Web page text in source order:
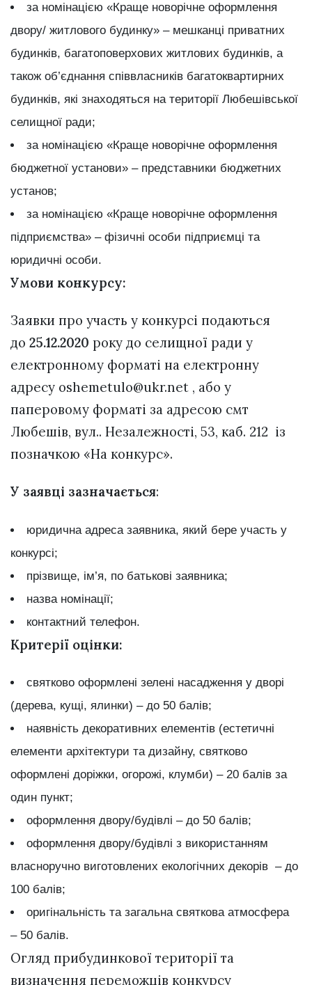
за номінацією «Краще новорічне оформлення
двору/ житлового будинку» – мешканці приватних
будинків, багатоповерхових житлових будинків, а
також об’єднання співвласників багатоквартирних
будинків, які знаходяться на території Любешівської
селищної ради;
за номінацією «Краще новорічне оформлення
бюджетної установи» – представники бюджетних
установ;
за номінацією «Краще новорічне оформлення
підприємства» – фізичні особи підприємці та
юридичні особи.
Умови конкурсу:
Заявки про участь у конкурсі подаються
до 25.12.2020 року до селищної ради у
електронному форматі на електронну
адресу oshemetulo@ukr.net , або у
паперовому форматі за адресою смт
Любешів, вул.. Незалежності, 53, каб. 212 із
позначкою «На конкурс».
У заявці зазначається:
юридична адреса заявника, який бере участь у
конкурсі;
прізвище, ім’я, по батькові заявника;
назва номінації;
контактний телефон.
Критерії оцінки:
святково оформлені зелені насадження у дворі
(дерева, кущі, ялинки) – до 50 балів;
наявність декоративних елементів (естетичні
елементи архітектури та дизайну, святково
оформлені доріжки, огорожі, клумби) – 20 балів за
один пункт;
оформлення двору/будівлі – до 50 балів;
оформлення двору/будівлі з використанням
власноручно виготовлених екологічних декорів – до
100 балів;
оригінальність та загальна святкова атмосфера
– 50 балів.
Огляд прибудинкової території та
визначення переможців конкурсу